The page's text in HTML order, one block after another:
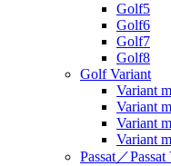
Golf5
Golf6
Golf7
Golf8
Golf Variant
Variant
Variant
Variant
Variant
Passat／Passat